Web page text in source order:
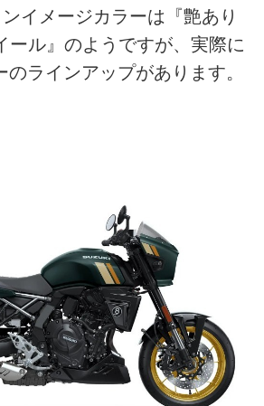
イメージカラーは『艶あり
ール』のようですが、実際に
ラインアップがあります。